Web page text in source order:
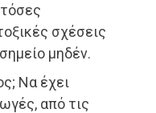
σχέσεις
μηδέν.
Να έχει
από τις